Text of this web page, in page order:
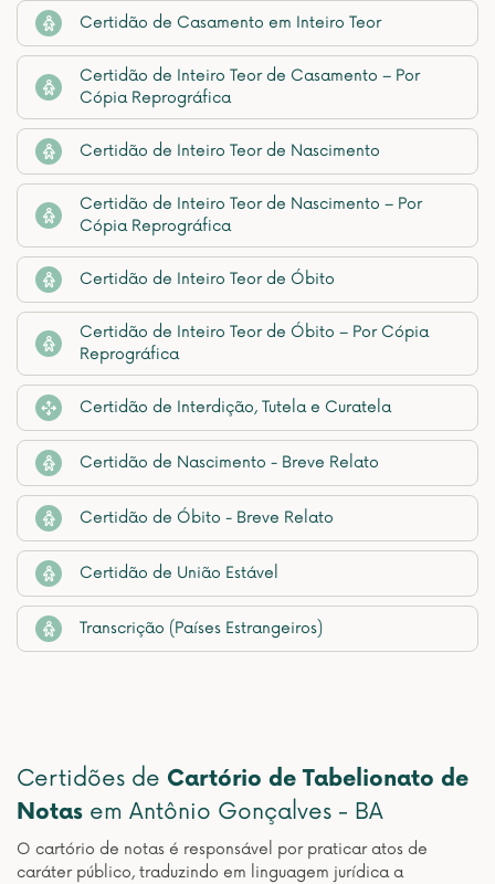
Certidão de Casamento em Inteiro Teor
Certidão de Inteiro Teor de Casamento – Por
Cópia Reprográfica
Certidão de Inteiro Teor de Nascimento
Certidão de Inteiro Teor de Nascimento – Por
Cópia Reprográfica
Certidão de Inteiro Teor de Óbito
Certidão de Inteiro Teor de Óbito – Por Cópia
Reprográfica
Certidão de Interdição, Tutela e Curatela
Certidão de Nascimento - Breve Relato
Certidão de Óbito - Breve Relato
Certidão de União Estável
Transcrição (Países Estrangeiros)
Certidões de Cartório de Tabelionato de
Notas em Antônio Gonçalves - BA
O cartório de notas é responsável por praticar atos de
caráter público, traduzindo em linguagem jurídica a